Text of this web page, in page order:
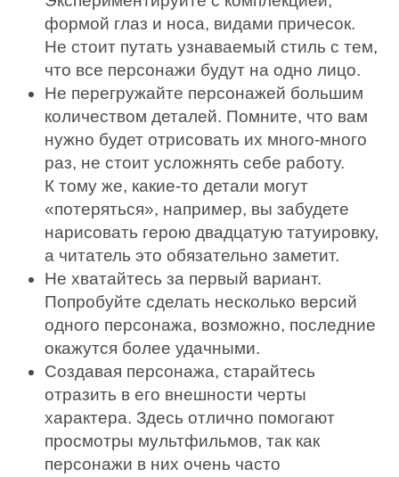
формой глаз и носа, видами причесок.
Не стоит путать узнаваемый стиль с тем,
что все персонажи будут на одно лицо.
Не перегружайте персонажей большим
количеством деталей. Помните, что вам
нужно будет отрисовать их много-много
раз, не стоит усложнять себе работу.
К тому же, какие-то детали могут
«потеряться», например, вы забудете
нарисовать герою двадцатую татуировку,
а читатель это обязательно заметит.
Не хватайтесь за первый вариант.
Попробуйте сделать несколько версий
одного персонажа, возможно, последние
окажутся более удачными.
Создавая персонажа, старайтесь
отразить в его внешности черты
характера. Здесь отлично помогают
просмотры мультфильмов, так как
персонажи в них очень часто